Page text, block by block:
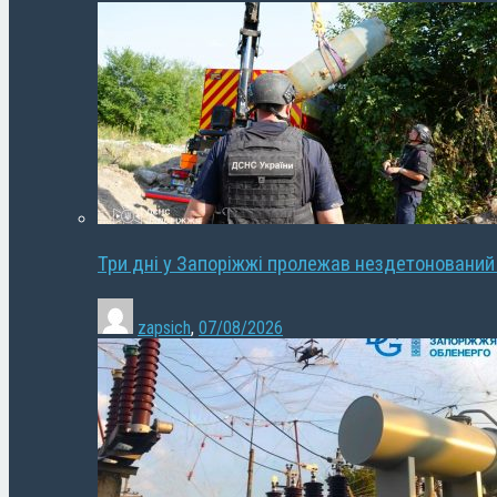
Три дні у Запоріжжі пролежав
zapsich, 07/08/2026